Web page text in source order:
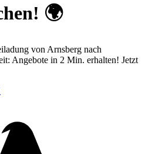
🌍
von Arnsberg nach
Angebote in 2 Min. erhalten! Jetzt